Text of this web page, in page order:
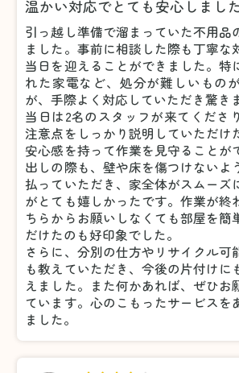
温かい対応でとても安心しまし
引っ越し準備で溜まっていた不用品
ました。事前に相談した際も丁寧な
当日を迎えることができました。特
れた家電など、処分が難しいもの
が、手際よく対応していただき驚き
当日は2名のスタッフが来てくださ
注意点をしっかり説明していただけ
安心感を持って作業を見守ることが
出しの際も、壁や床を傷つけないよ
払っていただき、家全体がスムーズ
がとても嬉しかったです。作業が終
ちらからお願いしなくても部屋を簡
だけたのも好印象でした。
さらに、分別の仕方やリサイクル可
も教えていただき、今後の片付けに
えました。また何かあれば、ぜひお
ています。心のこもったサービスを
ました。